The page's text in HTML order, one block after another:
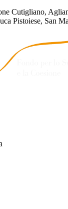
Cutigliano,
Pistoiese, San